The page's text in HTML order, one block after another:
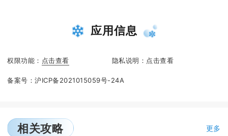
应用信息
权限功能： 点击查看 隐私说明： 点击查看
备案号：沪ICP备2021015059号-24A
相关攻略 更多